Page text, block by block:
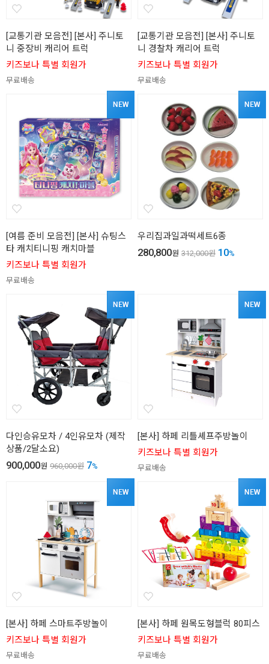
[교통기관 모음전] [본사] 주니토
니 중장비 캐리어 트럭
키즈보나 특별 회원가
무료배송
[교통기관 모음전] [본사] 주니토
니 경찰차 캐리어 트럭
키즈보나 특별 회원가
무료배송
[여름 준비 모음전] [본사] 슈팅스
타 캐치티니핑 캐치마블
키즈보나 특별 회원가
무료배송
우리집과일과떡세트6종
280,800원 312,000원 10%
다인승유모차 / 4인유모차 (제작
상품/2달소요)
900,000원 960,000원 7%
[본사] 하페 리틀셰프주방놀이
키즈보나 특별 회원가
무료배송
[본사] 하페 스마트주방놀이
키즈보나 특별 회원가
무료배송
[본사] 하페 원목도형블럭 80피스
키즈보나 특별 회원가
무료배송